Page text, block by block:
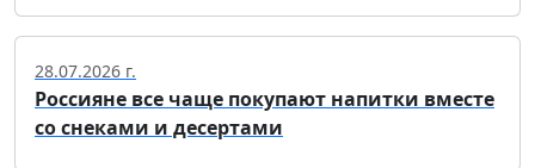
28.07.2026 г.
Россияне все чаще покупают напитки вместе
со снеками и десертами